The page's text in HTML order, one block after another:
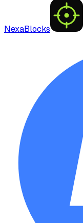
NexaBlocks